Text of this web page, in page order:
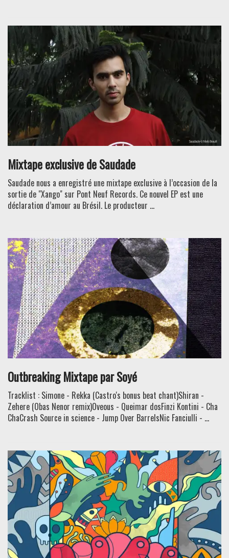
Mixtape exclusive de Saudade
Saudade nous a enregistré une mixtape exclusive à l’occasion de la
sortie de "Xango" sur Pont Neuf Records. Ce nouvel EP est une
déclaration d’amour au Brésil. Le producteur ...
Outbreaking Mixtape par Soyé
Tracklist : Simone - Rekka (Castro's bonus beat chant)Shiran -
Zehere (Obas Nenor remix)Oveous - Queimar dosFinzi Kontini - Cha
ChaCrash Source in science - Jump Over BarrelsNic Fanciulli - ...